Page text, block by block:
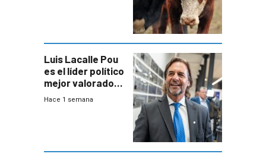
Luis Lacalle Pou
es el líder político
mejor valorado
del país, según
Hace 1 semana